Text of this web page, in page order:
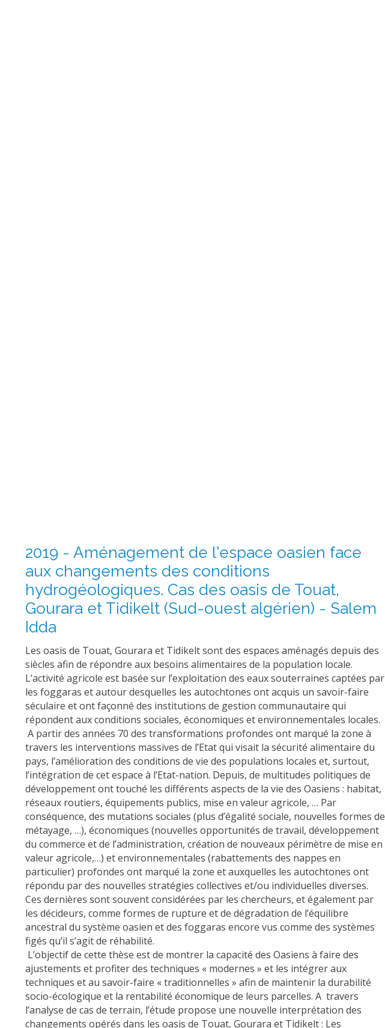
2019 - Aménagement de l'espace oasien face
aux changements des conditions
hydrogéologiques. Cas des oasis de Touat,
Gourara et Tidikelt (Sud-ouest algérien) - Salem
Idda
Les oasis de Touat, Gourara et Tidikelt sont des espaces aménagés depuis des
siècles afin de répondre aux besoins alimentaires de la population locale.
L’activité agricole est basée sur l’exploitation des eaux souterraines captées par
les foggaras et autour desquelles les autochtones ont acquis un savoir-faire
séculaire et ont façonné des institutions de gestion communautaire qui
répondent aux conditions sociales, économiques et environnementales locales.
A partir des années 70 des transformations profondes ont marqué la zone à
travers les interventions massives de l’Etat qui visait la sécurité alimentaire du
pays, l’amélioration des conditions de vie des populations locales et, surtout,
l’intégration de cet espace à l’Etat-nation. Depuis, de multitudes politiques de
développement ont touché les différents aspects de la vie des Oasiens : habitat,
réseaux routiers, équipements publics, mise en valeur agricole, … Par
conséquence, des mutations sociales (plus d’égalité sociale, nouvelles formes de
métayage, …), économiques (nouvelles opportunités de travail, développement
du commerce et de l’administration, création de nouveaux périmètre de mise en
valeur agricole,…) et environnementales (rabattements des nappes en
particulier) profondes ont marqué la zone et auxquelles les autochtones ont
répondu par des nouvelles stratégies collectives et/ou individuelles diverses.
Ces dernières sont souvent considérées par les chercheurs, et également par
les décideurs, comme formes de rupture et de dégradation de l’équilibre
ancestral du système oasien et des foggaras encore vus comme des systèmes
figés qu’il s’agit de réhabilité.
L’objectif de cette thèse est de montrer la capacité des Oasiens à faire des
ajustements et profiter des techniques « modernes » et les intégrer aux
techniques et au savoir-faire « traditionnelles » afin de maintenir la durabilité
socio-écologique et la rentabilité économique de leurs parcelles. A travers
l’analyse de cas de terrain, l’étude propose une nouvelle interprétation des
changements opérés dans les oasis de Touat, Gourara et Tidikelt : Les